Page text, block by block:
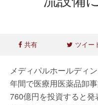
共有 ツイー
メディパルホールディ
年間で医療用医薬品卸
760億円を投資すると